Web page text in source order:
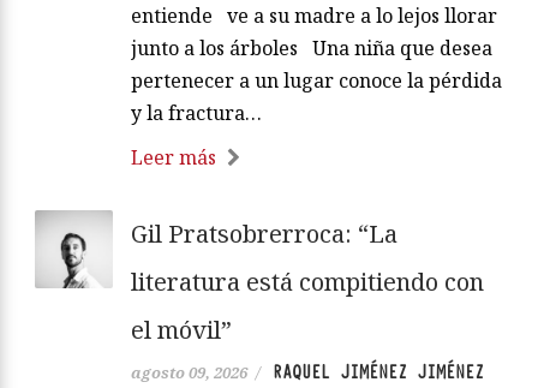
entiende ve a su madre a lo lejos llorar
junto a los árboles Una niña que desea
pertenecer a un lugar conoce la pérdida
y la fractura…
Leer más
Gil Pratsobrerroca: “La
literatura está compitiendo con
el móvil”
agosto 09, 2026 / RAQUEL JIMÉNEZ JIMÉNEZ